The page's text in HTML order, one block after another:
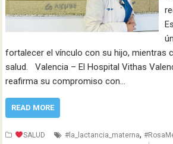
fortalecer el vínculo con su hijo, mientras
salud. Valencia – El Hospital Vithas
reafirma su compromiso con…
READ MORE
SALUD #la_lactancia_materna,